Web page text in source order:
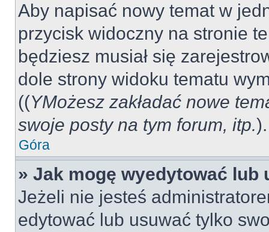
Aby napisać nowy temat w
przycisk widoczny na stronie
będziesz musiał się
dole strony widoku tematu
((YMożesz zakładać nowe
swoje posty na tym forum, itp.).
Góra
» Jak mogę wyedytować lub
Jeżeli nie jesteś
edytować lub usuwać tylko